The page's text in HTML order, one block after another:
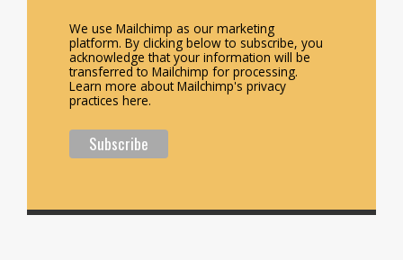
We use Mailchimp as our marketing
platform. By clicking below to subscribe, you
acknowledge that your information will be
transferred to Mailchimp for processing.
Learn more about Mailchimp's privacy
practices here.